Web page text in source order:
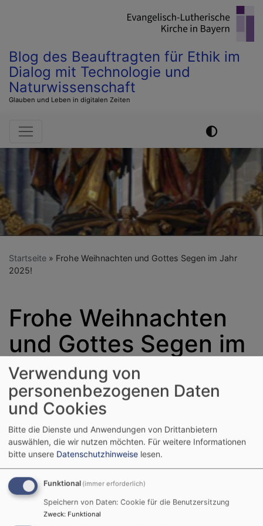
Blog des Beauftragten für Ethik im
Dialog mit Technologie und
Naturwissenschaft
Glauben und Leben in digitalen Zeiten
Hauptnavigation
Startseite
Frohe Weihnachten und Gottes Segen im Jahr
2025!
Frohe Weihnachten
und Gottes Segen im
Jahr 2025!
beide schweben im
englischen Gruß des
Bildhauers Veit Stoß in
der Lorenzkirche in
Nürnberg.
Indes – ihr Schweben wird
Verwendung von
personenbezogenen Daten
und Cookies
Bitte die Dienste und Anwendungen von Drittanbietern
auswählen, die wir nutzen möchten. Für weitere Informationen
bitte unsere Datenschutzhinweise lesen.
Funktional (immer erforderlich)
Speichern von Daten: Cookie für die Benutzersitzung
Zweck: Funktional